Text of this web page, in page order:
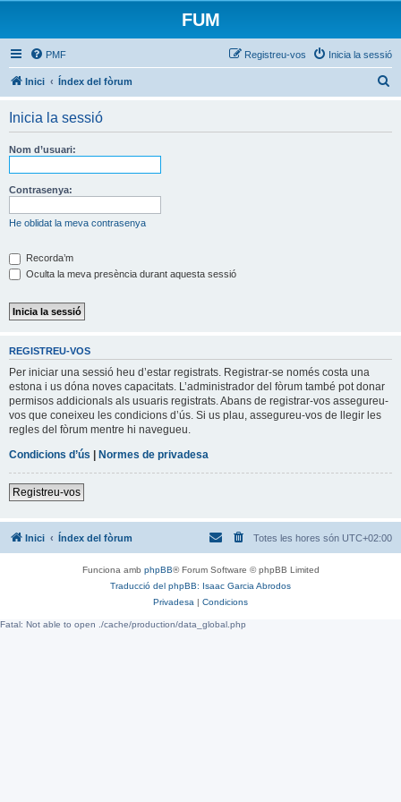
FUM
PMF Inicia la sessió
Registreu-vos
Inici Índex del fòrum
Inicia la sessió
Nom d’usuari:
Contrasenya:
He oblidat la meva contrasenya
Recorda’m
Oculta la meva presència durant aquesta sessió
REGISTREU-VOS
Per iniciar una sessió heu d’estar registrats. Registrar-se només costa una
estona i us dóna noves capacitats. L’administrador del fòrum també pot donar
permisos addicionals als usuaris registrats. Abans de registrar-vos assegureu-
vos que coneixeu les condicions d’ús. Si us plau, assegureu-vos de llegir les
regles del fòrum mentre hi navegueu.
Condicions d’ús | Normes de privadesa
Registreu-vos
Inici Índex del fòrum Totes les hores són UTC+02:00
Funciona amb phpBB® Forum Software © phpBB Limited
Traducció del phpBB: Isaac Garcia Abrodos
Privadesa | Condicions
Fatal: Not able to open ./cache/production/data_global.php